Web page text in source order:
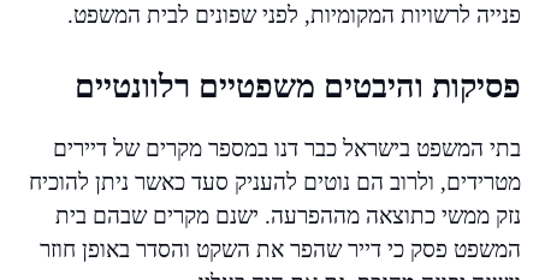
פנייה לרשויות המקומיות, לפני שפונים לבית המשפט.
פסיקות והיבטים משפטיים רלוונטיים
בתי המשפט בישראל כבר דנו במספר מקרים של דיירים
מטרידים, ולרוב הם נוטים להעניק סעד כאשר ניתן להוכיח
נזק ממשי כתוצאה מההפרעה. ישנם מקרים שבהם בית
המשפט פסק כי דייר שהפר את השקט והסדר באופן חוזר